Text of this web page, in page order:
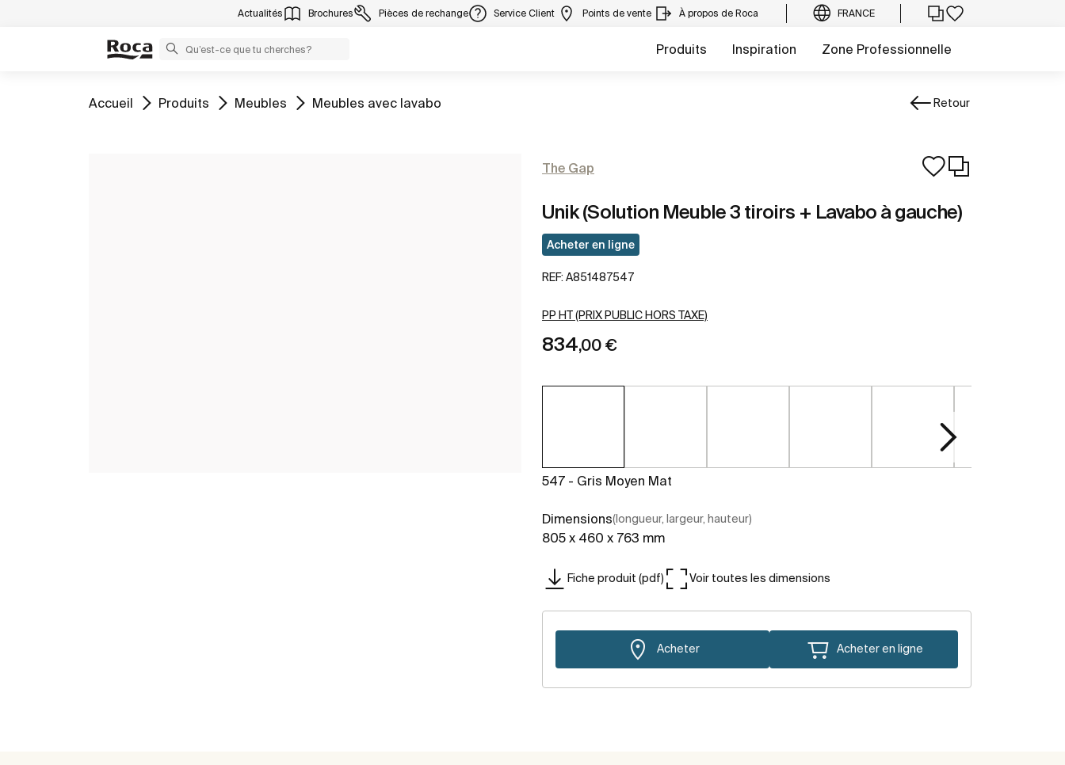
Actualités Brochures Pièces de rechange Service Client Points de vente À propos de Roca FRANCE
Produits Inspiration Zone Professionnelle
Aller à
Accueil Aller à
Produits Aller à
Meubles Aller à
Meubles avec lavabo Retour
The Gap
Unik (Solution Meuble 3 tiroirs + Lavabo à gauche)
Acheter en ligne
REF: A851487547
PP HT (PRIX PUBLIC HORS TAXE)
834,00 €
547 - Gris Moyen Mat
Dimensions(longueur, largeur, hauteur)
805 x 460 x 763 mm
Fiche produit (pdf) Voir toutes les dimensions
Acheter Acheter en ligne